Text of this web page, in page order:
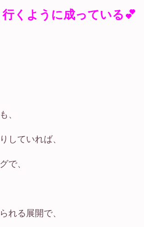
くように成っている💕
、
していれば、
で、
れる展開で、